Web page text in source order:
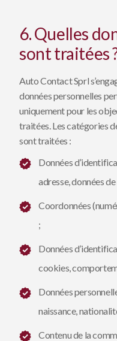
6. Quelles
sont traitées
Auto Contact Sprl
données personnelles
uniquement pour les
traitées. Les catégories
sont traitées :
Données
adresse, données
Coordonnées
;
Données
cookies,
Données
naissance,
Contenu de la